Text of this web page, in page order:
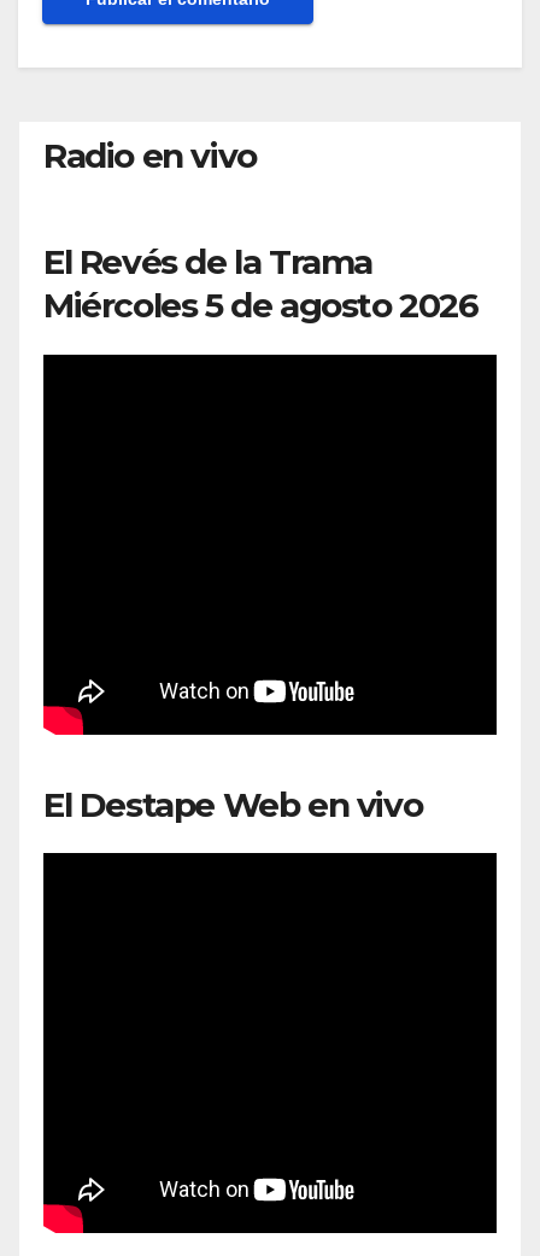
Radio en vivo
El Revés de la Trama
Miércoles 5 de agosto 2026
El Destape Web en vivo